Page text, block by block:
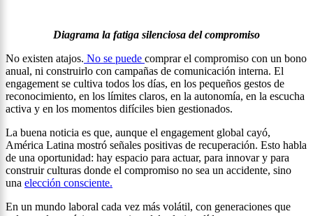
Diagrama la fatiga silenciosa del compromiso
No existen atajos. No se puede comprar el compromiso con un bono
anual, ni construirlo con campañas de comunicación interna. El
engagement se cultiva todos los días, en los pequeños gestos de
reconocimiento, en los límites claros, en la autonomía, en la escucha
activa y en los momentos difíciles bien gestionados.
La buena noticia es que, aunque el engagement global cayó,
América Latina mostró señales positivas de recuperación. Esto habla
de una oportunidad: hay espacio para actuar, para innovar y para
construir culturas donde el compromiso no sea un accidente, sino
una elección consciente.
En un mundo laboral cada vez más volátil, con generaciones que